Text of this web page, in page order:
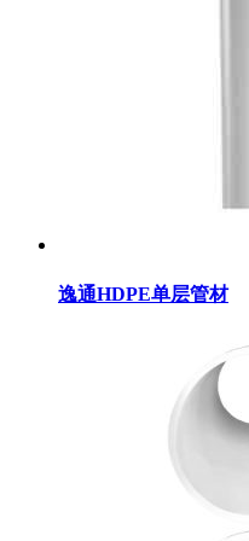
逸通HDPE单层管材